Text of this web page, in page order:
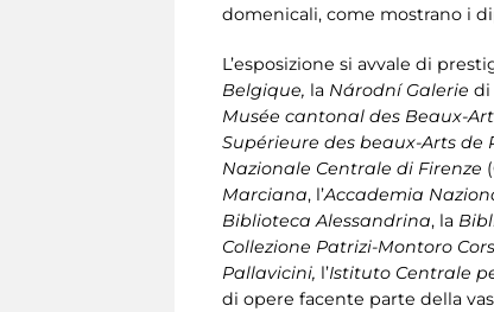
domenicali, come mostrano i
L’esposizione si avvale di
Belgique, la Národní Galerie di
Musée cantonal des Beaux-
Supérieure des beaux-Arts de
Nazionale Centrale di Firenze
Marciana, l’Accademia
Biblioteca Alessandrina, la
Collezione Patrizi-Montoro
Pallavicini, l’Istituto Centrale
di opere facente parte della